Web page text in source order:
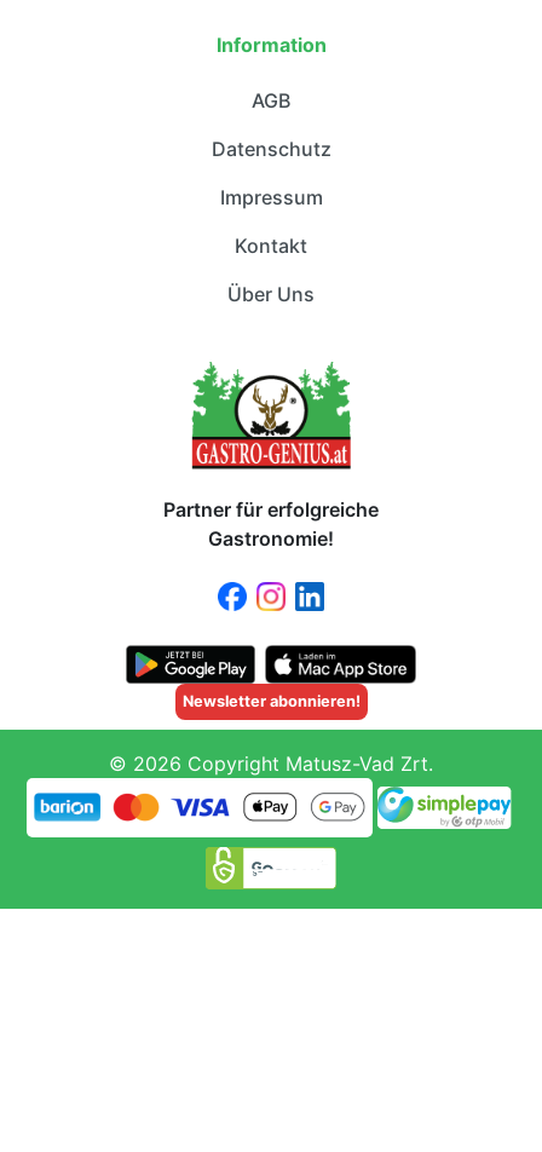
Information
AGB
Datenschutz
Impressum
Kontakt
Über Uns
Partner für erfolgreiche
Gastronomie!
Newsletter abonnieren!
© 2026 Copyright Matusz-Vad Zrt.